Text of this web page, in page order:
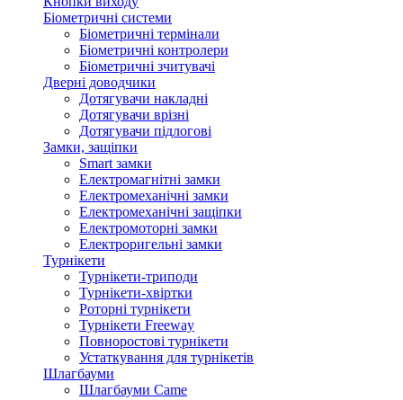
Біометричні системи
Біометричні термінали
Біометричні контролери
Біометричні зчитувачі
Дверні доводчики
Дотягувачи накладні
Дотягувачи врізні
Дотягувачи підлогові
Замки, защіпки
Smart замки
Електромагнітні замки
Електромеханічні замки
Електромеханічні защіпки
Електромоторні замки
Електроригельні замки
Турнікети
Турнікети-триподи
Турнікети-хвіртки
Роторні турнікети
Турнікети Freeway
Повноростові турнікети
Устаткування для турнікетів
Шлагбауми
Шлагбауми Came